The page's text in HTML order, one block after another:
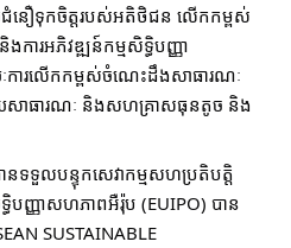
ជំនឿទុកចិត្តរបស់អតិថិជន លើកកម្ពស់
ារអភិវឌ្ឍន៍កម្មសិទ្ធិបញ្ញា
ការលើកកម្ពស់ចំណេះដឹងសាធារណៈ
សាធារណៈ និងសហគ្រាសធុនតូច និង
ទទួលបន្ទុកសេវាកម្មសហប្រតិបត្តិ
ទ្ធិបញ្ញាសហភាពអឺរ៉ុប (EUIPO) បាន
SUSTAINABLE